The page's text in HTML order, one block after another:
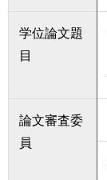
学位論文題
目
論文審査委
員